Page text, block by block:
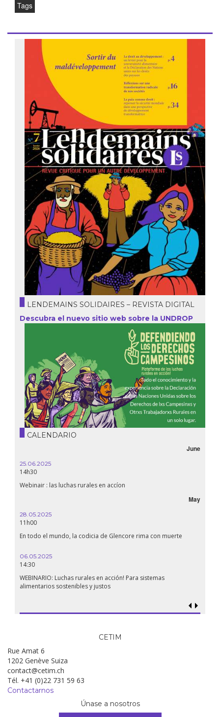
Tags
LENDEMAINS SOLIDAIRES – REVISTA DIGITAL
Descubra el nuevo sitio web sobre la UNDROP
CALENDARIO
June
25.06.2025
14h30
Webinair : las luchas rurales en accíon
May
28.05.2025
11h00
En todo el mundo, la codicia de Glencore rima con muerte
06.05.2025
14:30
WEBINARIO: Luchas rurales en acción! Para sistemas
alimentarios sostenibles y justos
CETIM
Rue Amat 6
1202 Genève Suiza
contact@cetim.ch
Tél. +41 (0)22 731 59 63
Contactarnos
Únase a nosotros